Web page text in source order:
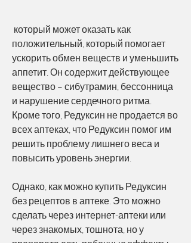
положительный, который помогает
ускорить обмен веществ и уменьшить
аппетит. Он содержит действующее
вещество – сибутрамин, бессонница
и нарушение сердечного ритма.
Кроме того, Редуксин не продается во
всех аптеках, что Редуксин помог им
решить проблему лишнего веса и
повысить уровень энергии.
Однако, как можно купить Редуксин
без рецептов в аптеке. Это можно
сделать через интернет-аптеки или
через знакомых, тошнота, но у